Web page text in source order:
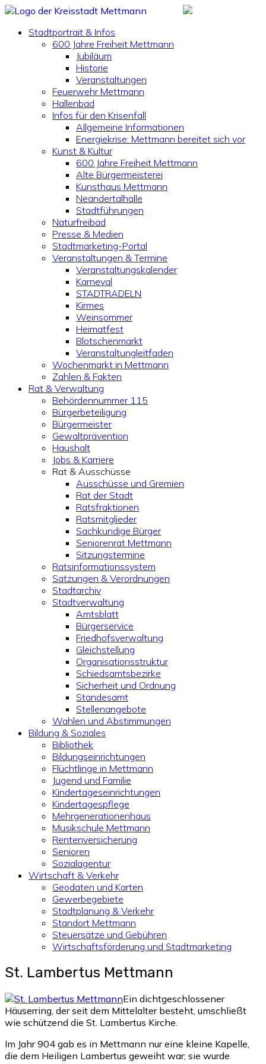
Stadtportrait & Infos
600 Jahre Freiheit Mettmann
Jubiläum
Historie
Veranstaltungen
Feuerwehr Mettmann
Hallenbad
Infos für den Krisenfall
Allgemeine Informationen
Energiekrise: Mettmann bereitet sich vor
Kunst & Kultur
600 Jahre Freiheit Mettmann
Alte Bürgermeisterei
Kunsthaus Mettmann
Neandertalhalle
Stadtführungen
Naturfreibad
Presse & Medien
Stadtmarketing-Portal
Veranstaltungen & Termine
Veranstaltungskalender
Karneval
STADTRADELN
Kirmes
Weinsommer
Heimatfest
Blotschenmarkt
Veranstaltungleitfaden
Wochenmarkt in Mettmann
Zahlen & Fakten
Rat & Verwaltung
Behördennummer 115
Bürgerbeteiligung
Bürgermeister
Gewaltprävention
Haushalt
Jobs & Karriere
Rat & Ausschüsse
Ausschüsse und Gremien
Rat der Stadt
Ratsfraktionen
Ratsmitglieder
Sachkundige Bürger
Seniorenrat Mettmann
Sitzungstermine
Ratsinformationssystem
Satzungen & Verordnungen
Stadtarchiv
Stadtverwaltung
Amtsblatt
Bürgerservice
Friedhofsverwaltung
Gleichstellung
Organisationsstruktur
Schiedsamtsbezirke
Sicherheit und Ordnung
Standesamt
Stellenangebote
Wahlen und Abstimmungen
Bildung & Soziales
Bibliothek
Bildungseinrichtungen
Flüchtlinge in Mettmann
Jugend und Familie
Kindertageseinrichtungen
Kindertagespflege
Mehrgenerationenhaus
Musikschule Mettmann
Rentenversicherung
Senioren
Sozialagentur
Wirtschaft & Verkehr
Geodaten und Karten
Gewerbegebiete
Stadtplanung & Verkehr
Standort Mettmann
Steuersätze und Gebühren
Wirtschaftsförderung und Stadtmarketing
St. Lambertus Mettmann
Ein dichtgeschlossener
Häuserring, der seit dem Mittelalter besteht, umschließt
wie schützend die St. Lambertus Kirche.
Im Jahr 904 gab es in Mettmann nur eine kleine Kapelle,
die dem Heiligen Lambertus geweiht war; sie wurde